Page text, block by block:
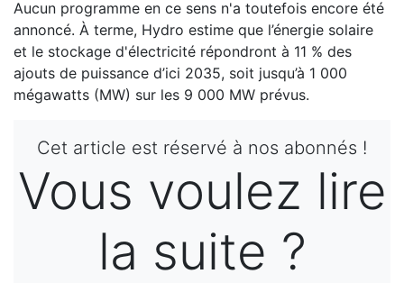
Aucun programme en ce sens n'a toutefois encore été
annoncé. À terme, Hydro estime que l’énergie solaire
et le stockage d'électricité répondront à 11 % des
ajouts de puissance d’ici 2035, soit jusqu’à 1 000
mégawatts (MW) sur les 9 000 MW prévus.
Cet article est réservé à nos abonnés !
Vous voulez lire
la suite ?